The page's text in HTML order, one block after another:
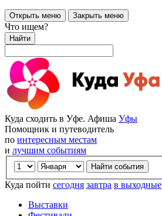
Открыть меню Закрыть меню
Что ищем?
Найти
Куда сходить в Уфе. Афиша Уфы
Помощник и путеводитель
по интересным местам
и лучшим событиям
Куда пойти сегодня завтра в выходные
Выставки